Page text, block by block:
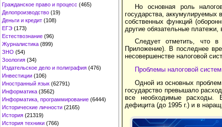
Гражданское право и процесс (465)
Делопроизводство (19)
Деньги и кредит (108)
ЕГЭ (173)
Естествознание (96)
Журналистика (899)
ЗНО (54)
Зоология (34)
Издательское дело и полиграфия (476)
Инвестиции (106)
Иностранный язык (62791)
Информатика (3562)
Информатика, программирование (6444)
Исторические личности (2165)
История (21319)
История техники (766)
Но основная роль
государства,
собственных функций
другие обязательные
Следует отметить, что
Приложение). В последнее
несовершенстве налоговой
Проблемы налоговой
Одной из основных
государство превышало
все необходимые расходы.
дефицита (до 1995 г.) и в